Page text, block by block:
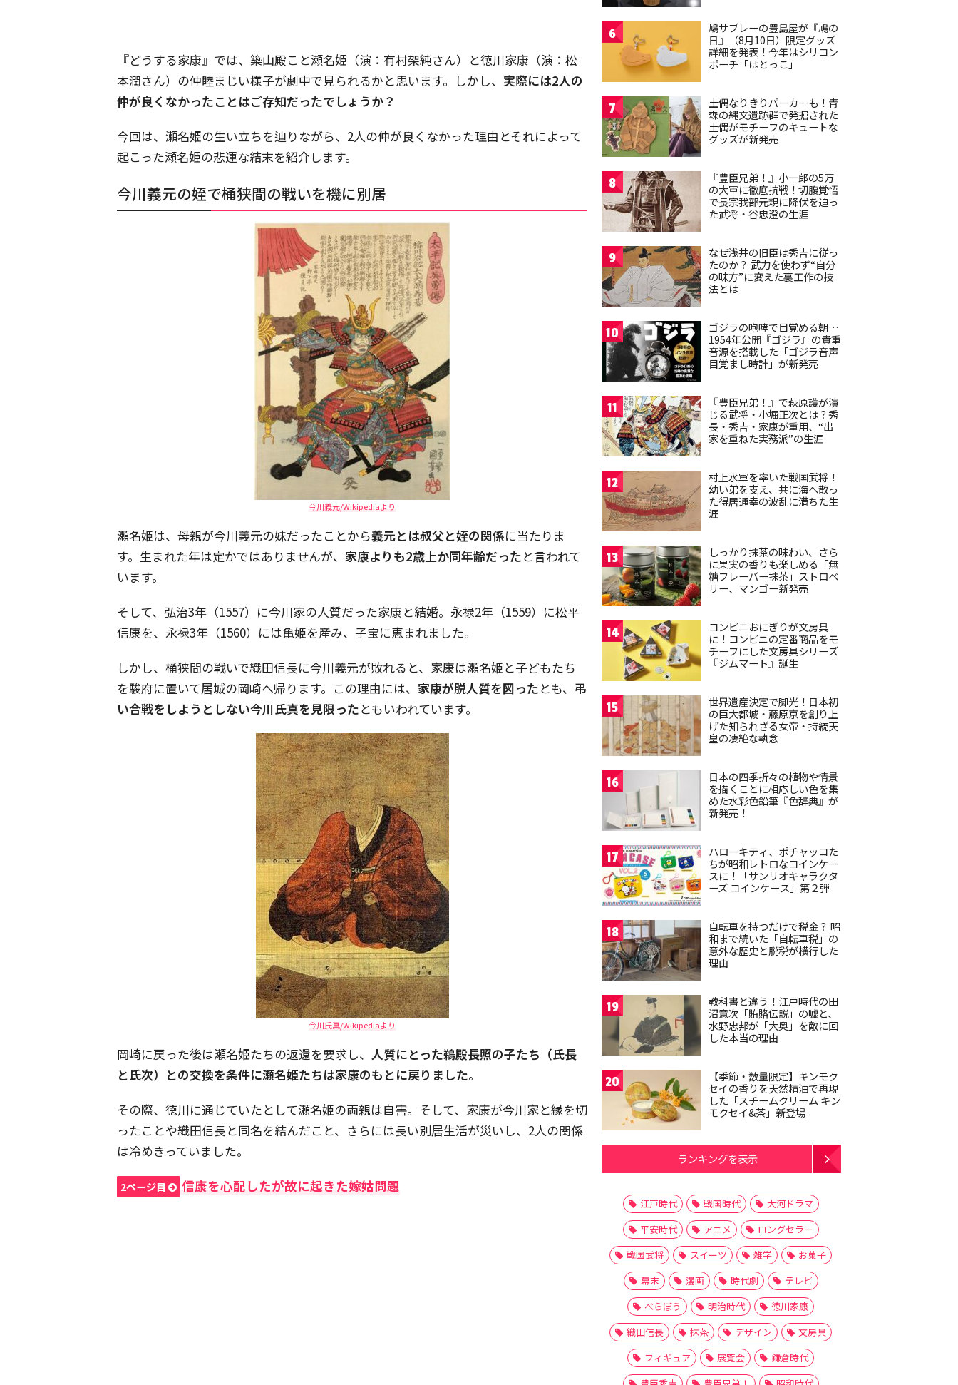
『どうする家康』では、築山殿こと瀬名姫（演：有村架純さん）と徳川家康（演：松
本潤さん）の仲睦まじい様子が劇中で見られるかと思います。しかし、 実際には2人の
仲が良くなかったことはご存知だったでしょうか？
今回は、瀬名姫の生い立ちを辿りながら、2人の仲が良くなかった理由とそれによって
起こった瀬名姫の悲運な結末を紹介します。
今川義元の姪で桶狭間の戦いを機に別居
今川義元/Wikipediaより
瀬名姫は、母親が今川義元の妹だったことから義元とは叔父と姪の関係に当たりま
す。生まれた年は定かではありませんが、 家康よりも2歳上か同年齢だったと言われて
います。
そして、弘治3年（1557）に今川家の人質だった家康と結婚。永禄2年（1559）に松平
信康を、永禄3年（1560）には亀姫を産み、子宝に恵まれました。
しかし、桶狭間の戦いで織田信長に今川義元が敗れると、家康は瀬名姫と子どもたち
を駿府に置いて居城の岡崎へ帰ります。この理由には、 家康が脱人質を図ったとも、 弔
い合戦をしようとしない今川氏真を見限ったともいわれています。
今川氏真/Wikipediaより
岡崎に戻った後は瀬名姫たちの返還を要求し、 人質にとった鵜殿長照の子たち（氏長
と氏次）との交換を条件に瀬名姫たちは家康のもとに戻りました。
その際、徳川に通じていたとして瀬名姫の両親は自害。そして、家康が今川家と縁を切
ったことや織田信長と同名を結んだこと、さらには長い別居生活が災いし、2人の関係
は冷めきっていました。
2ページ目 信康を心配したが故に起きた嫁姑問題
6
鳩サブレーの豊島屋が『鳩の
日』（8月10日）限定グッズ
詳細を発表！今年はシリコン
ポーチ「はとっこ」
7
土偶なりきりパーカーも！青
森の縄文遺跡群で発掘された
土偶がモチーフのキュートな
グッズが新発売
8
『豊臣兄弟！』小一郎の5万
の大軍に徹底抗戦！切腹覚悟
で長宗我部元親に降伏を迫っ
た武将・谷忠澄の生涯
9
なぜ浅井の旧臣は秀吉に従っ
たのか？ 武力を使わず“自分
の味方”に変えた裏工作の技
法とは
10
ゴジラの咆哮で目覚める朝…
1954年公開『ゴジラ』の貴重
音源を搭載した「ゴジラ音声
目覚まし時計」が新発売
11
『豊臣兄弟！』で萩原護が演
じる武将・小堀正次とは？秀
長・秀吉・家康が重用、“出
家を重ねた実務派”の生涯
12
村上水軍を率いた戦国武将！
幼い弟を支え、共に海へ散っ
た得居通幸の波乱に満ちた生
涯
13
しっかり抹茶の味わい、さら
に果実の香りも楽しめる「無
糖フレーバー抹茶」ストロベ
リー、マンゴー新発売
14
コンビニおにぎりが文房具
に！コンビニの定番商品をモ
チーフにした文房具シリーズ
『ジムマート』誕生
15
世界遺産決定で脚光！日本初
の巨大都城・藤原京を創り上
げた知られざる女帝・持統天
皇の凄絶な執念
16
日本の四季折々の植物や情景
を描くことに相応しい色を集
めた水彩色鉛筆『色辞典』が
新発売！
17
ハローキティ、ポチャッコた
ちが昭和レトロなコインケー
スに！「サンリオキャラクタ
ーズ コインケース」第２弾
18
自転車を持つだけで税金？ 昭
和まで続いた「自転車税」の
意外な歴史と脱税が横行した
理由
19
教科書と違う！江戸時代の田
沼意次「賄賂伝説」の嘘と、
水野忠邦が「大奥」を敵に回
した本当の理由
20
【季節・数量限定】キンモク
セイの香りを天然精油で再現
した「スチームクリーム キン
モクセイ&茶」新登場
ランキングを表示
江戸時代 戦国時代
大河ドラマ
平安時代
アニメ
ロングセラー
戦国武将
スイーツ 雑学
お菓子
幕末
漫画 時代劇
テレビ
べらぼう
明治時代
徳川家康
織田信長
抹茶 デザイン
文房具
フィギュア
展覧会
鎌倉時代